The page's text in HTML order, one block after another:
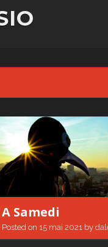
A Samedi
Posted on 15 mai 2021 by